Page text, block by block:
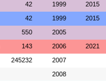
42 1999 2015
42 1999 2015
550 2005
143 2006 2021
245232 2007
2008